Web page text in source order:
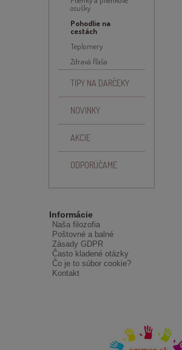
osušky
Pohodlie na
cestách
Teplomery
Zdravá fľaša
TIPY NA DARČEKY
NOVINKY
AKCIE
ODPORÚČAME
Informácie
Naša filozofia
Poštovné a balné
Zásady GDPR
Často kladené otázky
Čo je to súbor cookie?
Kontakt